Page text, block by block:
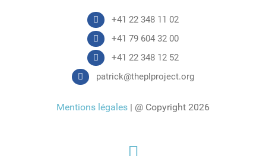
+41 22 348 11 02
+41 79 604 32 00
+41 22 348 12 52
patrick@theplproject.org
Mentions légales | @ Copyright 2026